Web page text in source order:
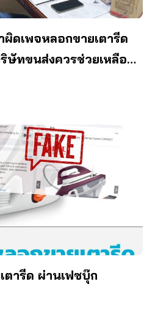
ผิดเพจหลอกขายเตารีด
ษัทขนส่งควรช่วยเหลือผู้
ตารีด ผ่านเฟซบุ๊ก